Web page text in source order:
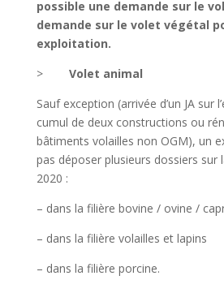
possible une demande sur le
demande sur le volet végétal
exploitation.
> Volet animal
Sauf exception (arrivée d’un JA sur
cumul de deux constructions ou
bâtiments volailles non OGM), un
pas déposer plusieurs dossiers sur
2020 :
– dans la filière bovine / ovine /
– dans la filière volailles et lapins
– dans la filière porcine.